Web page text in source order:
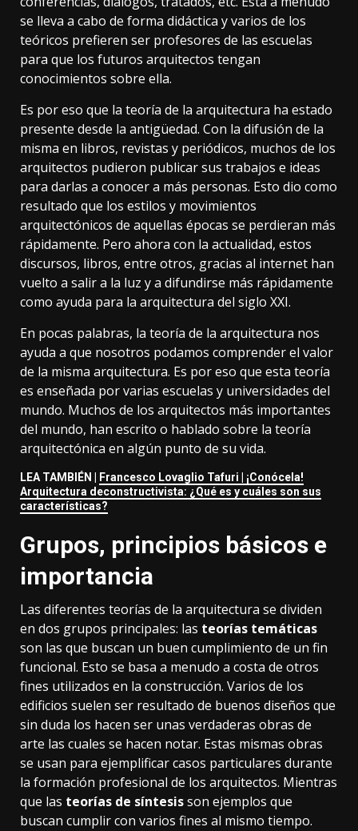
se lleva a cabo de forma didáctica y varios de los
teóricos prefieren ser profesores de las escuelas
para que los futuros arquitectos tengan
conocimientos sobre ella.
Es por eso que la teoría de la arquitectura ha estado
presente desde la antigüedad. Con la difusión de la
misma en libros, revistas y periódicos, muchos de los
arquitectos pudieron publicar sus trabajos e ideas
para darlas a conocer a más personas. Esto dio como
resultado que los estilos y movimientos
arquitectónicos de aquellas épocas se perdieran más
rápidamente. Pero ahora con la actualidad, estos
discursos, libros, entre otros, gracias al internet han
vuelto a salir a la luz y a difundirse más rápidamente
como ayuda para la arquitectura del siglo XXI.
En pocas palabras, la teoría de la arquitectura nos
ayuda a que nosotros podamos comprender el valor
de la misma arquitectura. Es por eso que esta teoría
es enseñada por varias escuelas y universidades del
mundo. Muchos de los arquitectos más importantes
del mundo, han escrito o hablado sobre la teoría
arquitectónica en algún punto de su vida.
LEA TAMBIÉN |
Francesco Lovaglio Tafuri | ¡Conócela!
Arquitectura deconstructivista: ¿Qué es y cuáles son sus
características?
Grupos, principios básicos e
importancia
Las diferentes teorías de la arquitectura se dividen
en dos grupos principales: las teorías temáticas
son las que buscan un buen cumplimiento de un fin
funcional. Esto se basa a menudo a costa de otros
fines utilizados en la construcción. Varios de los
edificios suelen ser resultado de buenos diseños que
sin duda los hacen ser unas verdaderas obras de
arte las cuales se hacen notar. Estas mismas obras
se usan para ejemplificar casos particulares durante
la formación profesional de los arquitectos. Mientras
que las teorías de síntesisson ejemplos que
buscan cumplir con varios fines al mismo tiempo.